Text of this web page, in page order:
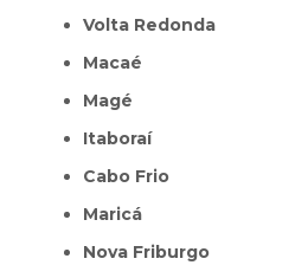
Volta Redonda
Macaé
Magé
Itaboraí
Cabo Frio
Maricá
Nova Friburgo